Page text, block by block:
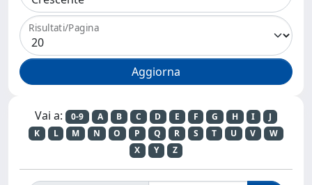
Risultati/Pagina
Vai a: 0-9 A B C D E F G H I
J
K
L M N O P Q R S T U V
W
X
Y Z